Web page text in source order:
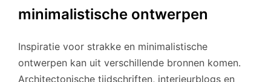
minimalistische ontwerpen
Inspiratie voor strakke en minimalistische
ontwerpen kan uit verschillende bronnen komen.
Architectonische tijdschriften, interieurblogs en